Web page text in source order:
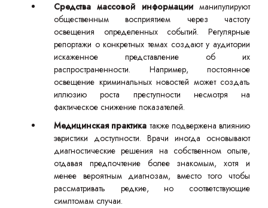
Средства массовой информацииманипулируют
общественным восприятием через частоту
освещения определенных событий. Регулярные
репортажи о конкретных темах создают у аудитории
искаженное представление об их
распространенности. Например, постоянное
освещение криминальных новостей может создать
иллюзию роста преступности несмотря на
фактическое снижение показателей.
Медицинская практика также подвержена влиянию
эвристики доступности. Врачи иногда основывают
диагностические решения на собственном опыте,
отдавая предпочтение более знакомым, хотя и
менее вероятным диагнозам, вместо того чтобы
рассматривать редкие, но соответствующие
симптомам случаи.